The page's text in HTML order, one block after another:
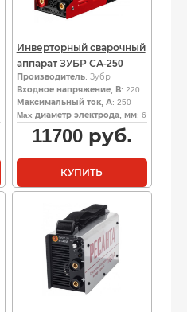
Инверторный сварочный
аппарат ЗУБР СА-250
Производитель: Зубр
Входное напряжение, В: 220
Максимальный ток, А: 250
Max диаметр электрода, мм: 6
11700руб.
КУПИТЬ